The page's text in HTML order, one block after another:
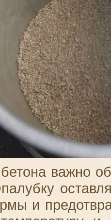
важно
и